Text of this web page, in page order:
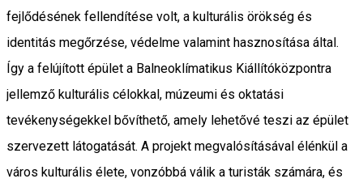
fejlődésének fellendítése volt, a kulturális örökség és
identitás megőrzése, védelme valamint hasznosítása által.
Így a felújított épület a Balneoklímatikus Kiállítóközpontra
jellemző kulturális célokkal, múzeumi és oktatási
tevékenységekkel bővíthető, amely lehetővé teszi az épület
szervezett látogatását. A projekt megvalósításával élénkül a
város kulturális élete, vonzóbbá válik a turisták számára, és